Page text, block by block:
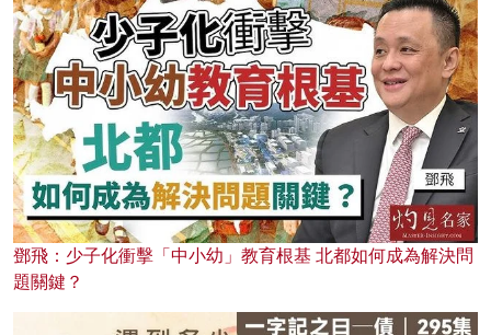
鄧飛：少子化衝擊「中小幼」教育根基 北都如何成為解決問
題關鍵？